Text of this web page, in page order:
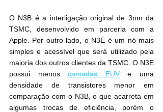
O N3B é a interligação original de ‌3nm da
TSMC, desenvolvido em parceria com a
Apple. Por outro lado, o N3E é um nó mais
simples e acessível que será utilizado pela
maioria dos outros clientes da TSMC. O N3E
possui menos camadas EUV e uma
densidade de transistores menor em
comparação com o N3B, o que acarreta em
algumas trocas de eficiência, porém o